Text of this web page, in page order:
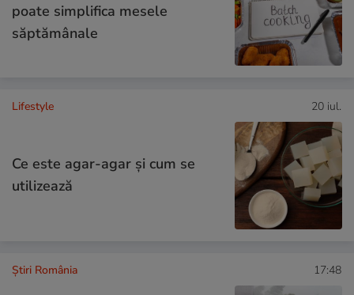
poate simplifica mesele
săptămânale
Lifestyle 20 iul.
Ce este agar-agar și cum se
utilizează
Știri România 17:48